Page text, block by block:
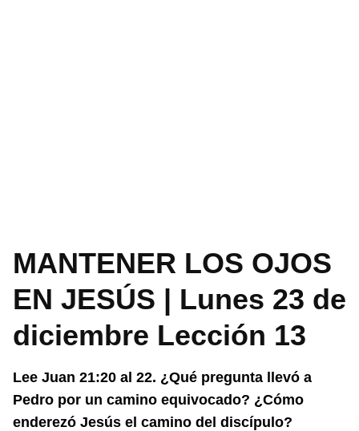
MANTENER LOS OJOS
EN JESÚS | Lunes 23 de
diciembre Lección 13
Lee Juan 21:20 al 22. ¿Qué pregunta llevó a
Pedro por un camino equivocado? ¿Cómo
enderezó Jesús el camino del discípulo?